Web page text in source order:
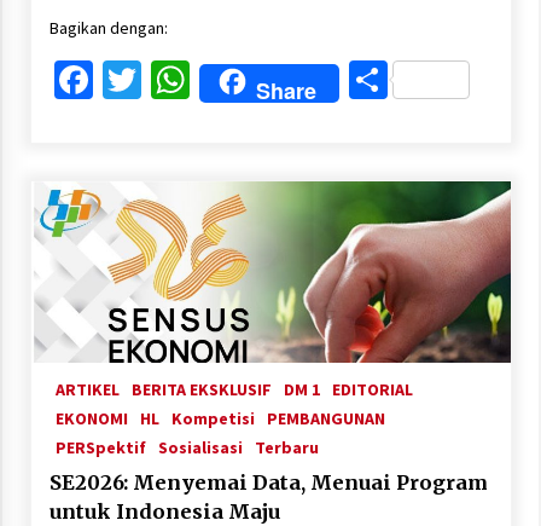
Bagikan dengan:
Facebook
Twitter
WhatsApp
Share Share
ARTIKEL BERITA EKSKLUSIF DM 1
EDITORIAL
EKONOMI
HL Kompetisi
PEMBANGUNAN
PERSpektif Sosialisasi Terbaru
SE2026: Menyemai Data, Menuai Program
untuk Indonesia Maju